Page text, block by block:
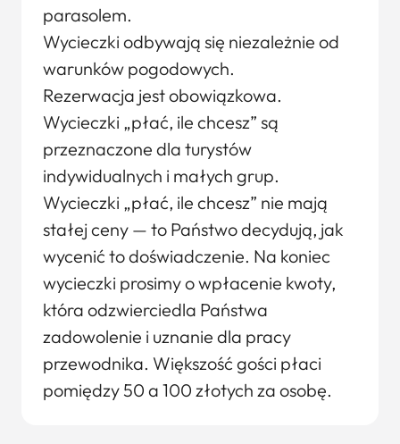
parasolem.
Wycieczki odbywają się niezależnie od
warunków pogodowych.
Rezerwacja jest obowiązkowa.
Wycieczki „płać, ile chcesz” są
przeznaczone dla turystów
indywidualnych i małych grup.
Wycieczki „płać, ile chcesz” nie mają
stałej ceny — to Państwo decydują, jak
wycenić to doświadczenie. Na koniec
wycieczki prosimy o wpłacenie kwoty,
która odzwierciedla Państwa
zadowolenie i uznanie dla pracy
przewodnika. Większość gości płaci
pomiędzy 50 a 100 złotych za osobę.